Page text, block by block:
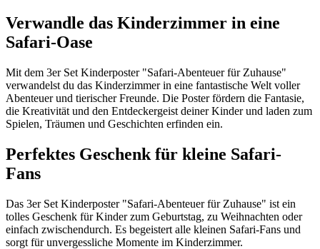
Verwandle das Kinderzimmer in eine
Safari-Oase
Mit dem 3er Set Kinderposter "Safari-Abenteuer für Zuhause"
verwandelst du das Kinderzimmer in eine fantastische Welt voller
Abenteuer und tierischer Freunde. Die Poster fördern die Fantasie,
die Kreativität und den Entdeckergeist deiner Kinder und laden zum
Spielen, Träumen und Geschichten erfinden ein.
Perfektes Geschenk für kleine Safari-
Fans
Das 3er Set Kinderposter "Safari-Abenteuer für Zuhause" ist ein
tolles Geschenk für Kinder zum Geburtstag, zu Weihnachten oder
einfach zwischendurch. Es begeistert alle kleinen Safari-Fans und
sorgt für unvergessliche Momente im Kinderzimmer.